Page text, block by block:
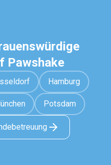
Pawshake
Hamburg
Potsdam